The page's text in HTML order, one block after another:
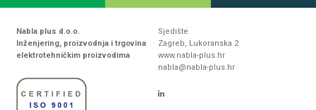
Nabla plus d.o.o.
Inženjering, proizvodnja i trgovina
elektrotehničkim proizvodima
Sjedište
Zagreb, Lukoranska 2
www.nabla-plus.hr
nabla@nabla-plus.hr